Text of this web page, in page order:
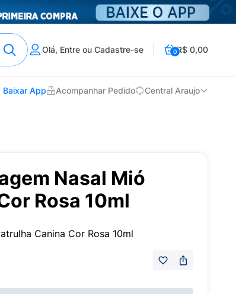
Olá, Entre ou Cadastre-se 0R$ 0,00
Baixar App Acompanhar Pedido Central Araujo
Nasal Mió
Rosa 10ml
Canina Cor Rosa 10ml